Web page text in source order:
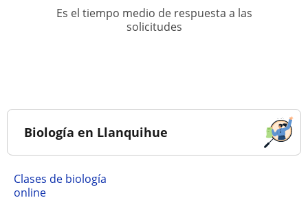
Es el tiempo medio de respuesta a las
solicitudes
Biología en Llanquihue
Clases de biología
online